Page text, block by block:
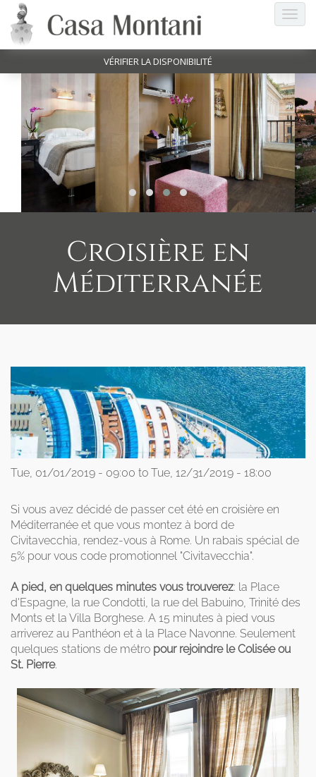
VÉRIFIER LA DISPONIBILITÉ
Croisière en
Méditerranée
Tue, 01/01/2019 - 09:00 to Tue, 12/31/2019 - 18:00
Si vous avez décidé de passer cet été en croisière en
Méditerranée et que vous montez à bord de
Civitavecchia, rendez-vous à Rome. Un rabais spécial de
5% pour vous code promotionnel "Civitavecchia".
A pied, en quelques minutes vous trouverez: la Place
d'Espagne, la rue Condotti, la rue del Babuino, Trinité des
Monts et la Villa Borghese. A 15 minutes à pied vous
arriverez au Panthéon et à la Place Navonne. Seulement
quelques stations de métro pour rejoindre le Colisée ou
St. Pierre.